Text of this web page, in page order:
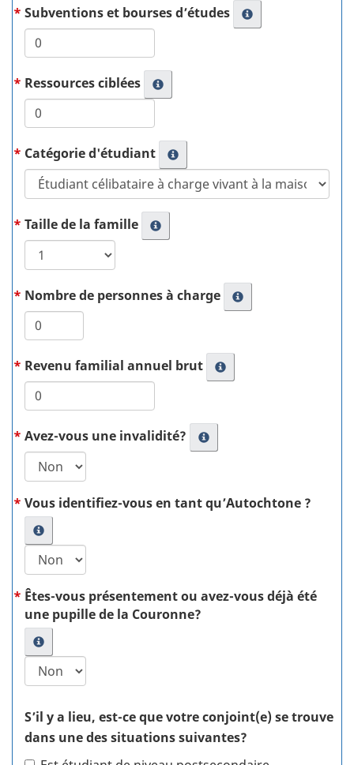
Subventions et bourses d’études
Ressources ciblées
Catégorie d'étudiant
Taille de la famille
Nombre de personnes à charge
Revenu familial annuel brut
Avez-vous une invalidité?
Vous identifiez-vous en tant qu’Autochtone ?
Êtes-vous présentement ou avez-vous déjà été
une pupille de la Couronne?
S’il y a lieu, est-ce que votre conjoint(e) se trouve
dans une des situations suivantes?